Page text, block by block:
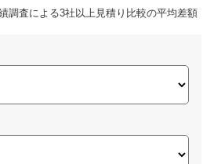
調査による3社以上見積り比較の平均差額